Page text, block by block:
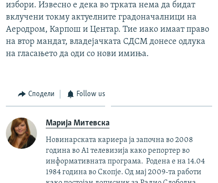
избори. Извесно е дека во трката нема да бидат
вклучени токму актуелните градоначалници на
Аеродром, Карпош и Центар. Тие иако имаат право
на втор мандат, владејачката СДСМ донесе одлука
на гласањето да оди со нови имиња.
Сподели Follow us
Марија Митевска
Новинарската кариера ја започна во 2008
година во А1 телевизија како репортер во
информативната програма. Родена е на 14.04
1984 година во Скопје. Од мај 2009-та работи